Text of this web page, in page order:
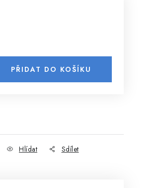
PŘIDAT DO KOŠÍKU
Hlídat Sdílet